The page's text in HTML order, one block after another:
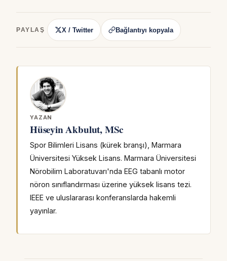
PAYLAŞ X / Twitter Bağlantıyı kopyala
YAZAN
Hüseyin Akbulut, MSc
Spor Bilimleri Lisans (kürek branşı), Marmara
Üniversitesi Yüksek Lisans. Marmara Üniversitesi
Nörobilim Laboratuvarı'nda EEG tabanlı motor
nöron sınıflandırması üzerine yüksek lisans tezi.
IEEE ve uluslararası konferanslarda hakemli
yayınlar.